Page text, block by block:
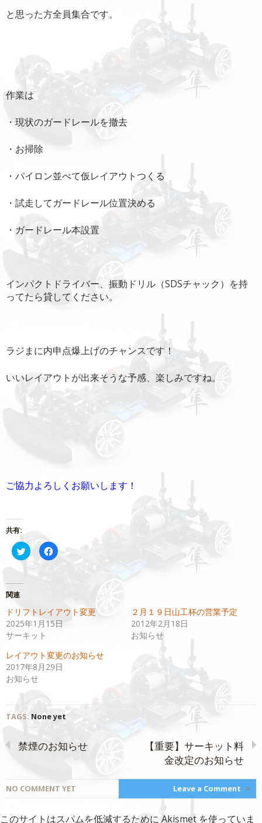
と思った方全員集合です。
作業は
・現状のガードレールを撤去
・お掃除
・パイロン並べて仮レイアウトつくる
・試走してガードレール位置決める
・ガードレール本設置
インパクトドライバー、振動ドリル（SDSチャック）を持
ってたら貸してください。
ラジまに内申点爆上げのチャンスです！
いいレイアウトが出来そうな予感、楽しみですね。
ご協力よろしくお願いします！
共有:
ク
リ
し
有
(新
し
い
ウ
ン
ド
ウ
で
開
す)
Facebook
で
リ
ッ
ク
だ
さ
い
ィ
ン
ド
ウ
き
ま
関連
ドリフトレイアウト変更
2025年1月15日
サーキット
２月１９日山工杯の営業予定
2012年2月18日
お知らせ
レイアウト変更のお知らせ
2017年8月29日
お知らせ
TAGS:None yet
禁煙のお知らせ
【重要】サーキット料
金改定のお知らせ
NO COMMENT YET Leave a Comment >
このサイトはスパムを低減するために Akismet を使っていま